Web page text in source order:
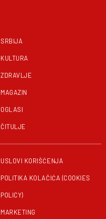
SRBIJA
KULTURA
ZDRAVLJE
MAGAZIN
OGLASI
ČITULJE
USLOVI KORIŠĆENJA
POLITIKA KOLAČIĆA (COOKIES
POLICY)
MARKETING